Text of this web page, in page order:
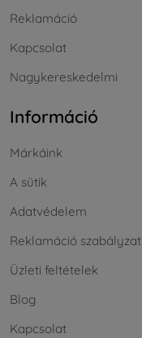
Reklamáció
Kapcsolat
Nagykereskedelmi
Információ
Márkáink
A sütik
Adatvédelem
Reklamáció szabályzat
Üzleti feltételek
Blog
Kapcsolat